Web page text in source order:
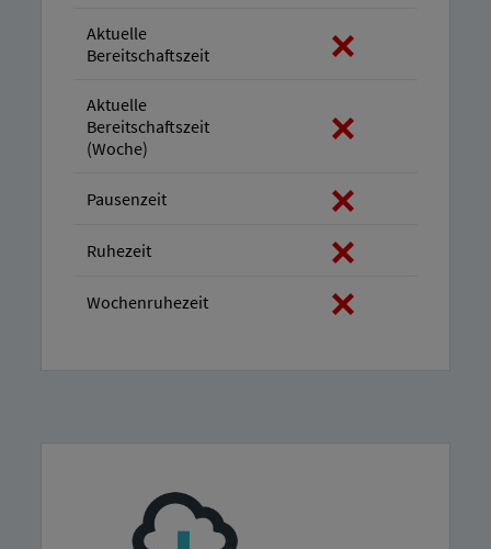
Aktuelle
Bereitschaftszeit
Aktuelle
Bereitschaftszeit
(Woche)
Pausenzeit
Ruhezeit
Wochenruhezeit